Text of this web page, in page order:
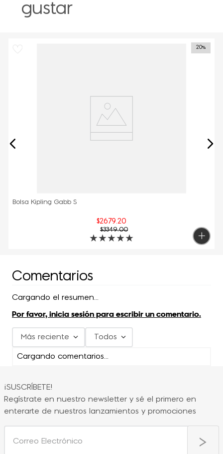
gustar
20%
Bolsa Kipling Gabb S
$2679.20
$3349.00
★★★★★
Comentarios
Cargando el resumen…
Por favor, inicia sesión para escribir un comentario.
Más reciente Todos
Cargando comentarios…
¡SUSCRÍBETE!
Regístrate en nuestro newsletter y sé el primero en
enterarte de nuestros lanzamientos y promociones